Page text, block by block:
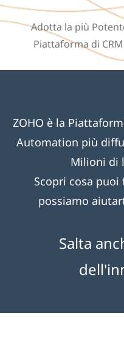
Adotta la più
Piattaforma di
ZOHO è la
Automation più
Milioni di
Scopri cosa puoi
possiamo
Salta